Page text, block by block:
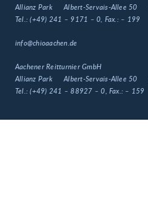
Allianz Park
Albert-Servais-Allee 50
Tel.:(+49) 241 – 9171 – 0 , Fax.: – 199
info@chioaachen.de
Aachener Reitturnier GmbH
Allianz Park
Albert-Servais-Allee 50
Tel.:(+49) 241 – 88927 – 0 , Fax.: – 159